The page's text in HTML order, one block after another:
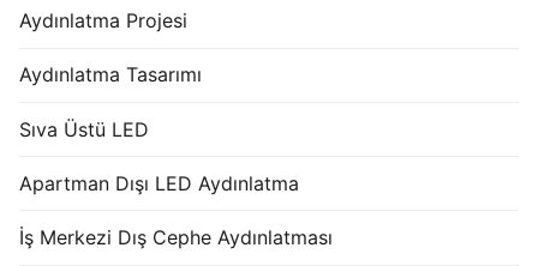
Aydınlatma Projesi
Aydınlatma Tasarımı
Sıva Üstü LED
Apartman Dışı LED Aydınlatma
İş Merkezi Dış Cephe Aydınlatması